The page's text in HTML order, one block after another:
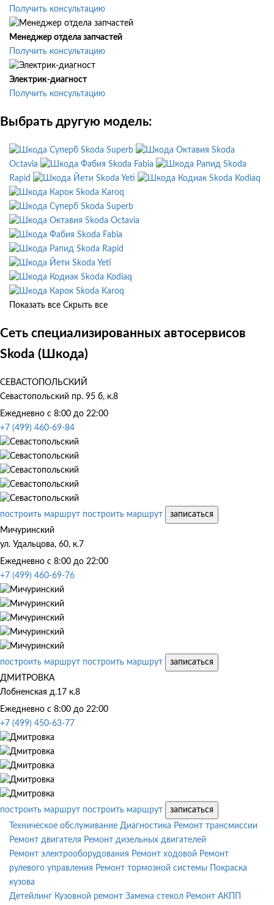
Получить консультацию
Менеджер отдела запчастей
Получить консультацию
Электрик-диагност
Получить консультацию
Выбрать другую модель:
Skoda Superb
Skoda
Octavia
Skoda Fabia
Skoda
Rapid
Skoda Yeti
Skoda Kodiaq
Skoda Karoq
Skoda Superb
Skoda Octavia
Skoda Fabia
Skoda Rapid
Skoda Yeti
Skoda Kodiaq
Skoda Karoq
Показать все Скрыть все
Сеть специализированных автосервисов
Skoda (Шкода)
СЕВАСТОПОЛЬСКИЙ
Севастопольский пр. 95 б, к.8
Ежедневно с 8:00 до 22:00
+7 (499) 460-69-84
построить маршрут построить маршрут
записаться
Мичуринский
ул. Удальцова, 60, к.7
Ежедневно с 8:00 до 22:00
+7 (499) 460-69-76
построить маршрут построить маршрут
записаться
ДМИТРОВКА
Лобненская д.17 к.8
Ежедневно с 8:00 до 22:00
+7 (499) 450-63-77
построить маршрут построить маршрут
записаться
Техническое обслуживание Диагностика Ремонт трансмиссии
Ремонт двигателя Ремонт дизельных двигателей
Ремонт электрооборудования Ремонт ходовой Ремонт
рулевого управления Ремонт тормозной системы
Покраска
кузова
Детейлинг Кузовной ремонт Замена стекол Ремонт АКПП